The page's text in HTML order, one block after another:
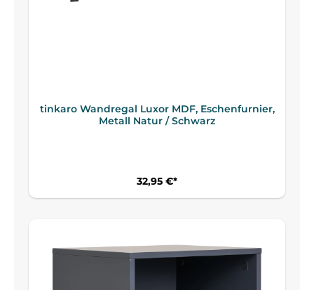
tinkaro Wandregal Luxor MDF, Eschenfurnier,
Metall Natur / Schwarz
32,95 €*